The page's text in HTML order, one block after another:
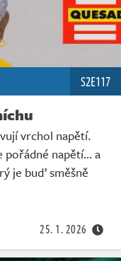
S2E117
vrchol napětí.
pořádné napětí… a
je buď směšně
25. 1. 2026